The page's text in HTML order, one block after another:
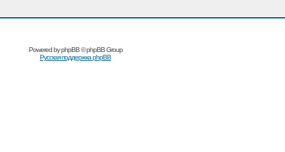
Powered byphpBB© phpBB Group
Русская поддержка phpBB